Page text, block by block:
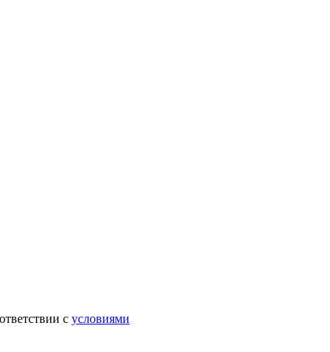
с условиями